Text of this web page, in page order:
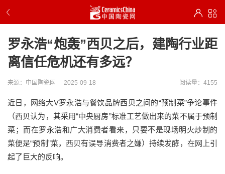
罗永浩“炮轰”西贝之后，建陶行业距
离信任危机还有多远？
来源：中国陶瓷网 2025-09-18 阅读量：4155
近日，网络大V罗永浩与餐饮品牌西贝之间的“预制菜”争论事件
（西贝认为，其采用“中央厨房”标准工艺做出来的菜不属于预制
菜；而在罗永浩和广大消费者看来，只要不是现场明火炒制的
菜便是“预制”菜，西贝有误导消费者之嫌）持续发酵，在网上引
起了巨大的反响。